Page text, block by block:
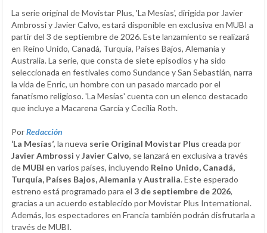
La serie original de Movistar Plus, 'La Mesías', dirigida por Javier
Ambrossi y Javier Calvo, estará disponible en exclusiva en MUBI a
partir del 3 de septiembre de 2026. Este lanzamiento se realizará
en Reino Unido, Canadá, Turquía, Países Bajos, Alemania y
Australia. La serie, que consta de siete episodios y ha sido
seleccionada en festivales como Sundance y San Sebastián, narra
la vida de Enric, un hombre con un pasado marcado por el
fanatismo religioso. 'La Mesías' cuenta con un elenco destacado
que incluye a Macarena García y Cecilia Roth.
PorRedacción
‘La Mesías’, la nueva serie Original Movistar Plus creada por
Javier Ambrossi yJavier Calvo, se lanzará en exclusiva a través
de MUBI en varios países, incluyendo Reino Unido, Canadá,
Turquía, Países Bajos, Alemania yAustralia. Este esperado
estreno está programado para el 3 de septiembre de 2026,
gracias a un acuerdo establecido por Movistar Plus International.
Además, los espectadores en Francia también podrán disfrutarla a
través de MUBI.